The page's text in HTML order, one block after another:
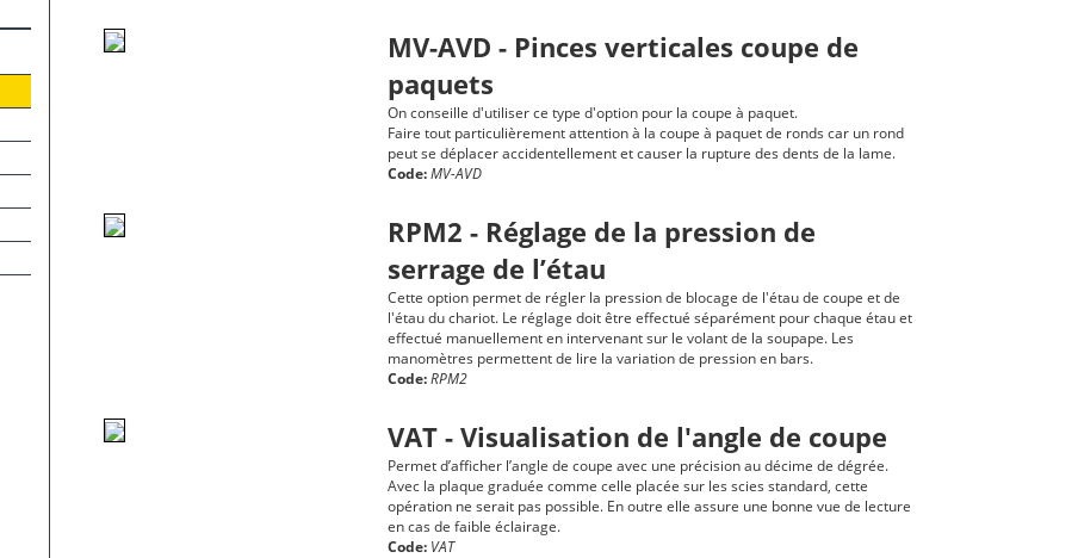
MV-AVD - Pinces verticales coupe de
paquets
On conseille d'utiliser ce type d'option pour la coupe à paquet.
Faire tout particulièrement attention à la coupe à paquet de ronds car un rond
peut se déplacer accidentellement et causer la rupture des dents de la lame.
Code:MV-AVD
RPM2 - Réglage de la pression de
serrage de l’étau
Cette option permet de régler la pression de blocage de l'étau de coupe et de
l'étau du chariot. Le réglage doit être effectué séparément pour chaque étau et
effectué manuellement en intervenant sur le volant de la soupape. Les
manomètres permettent de lire la variation de pression en bars.
Code:RPM2
VAT - Visualisation de l'angle de coupe
Permet d’afficher l’angle de coupe avec une précision au décime de dégrée.
Avec la plaque graduée comme celle placée sur les scies standard, cette
opération ne serait pas possible. En outre elle assure une bonne vue de lecture
en cas de faible éclairage.
Code: VAT